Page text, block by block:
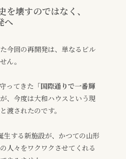
壊すのではなく、
へ
今回の再開発は、単なるビル
ん。
ってきた 「国際通りで一番輝
、今度は大和ハウスという現
渡されたのです。
生する新施設が、かつての山形
人々をワクワクさせてくれる